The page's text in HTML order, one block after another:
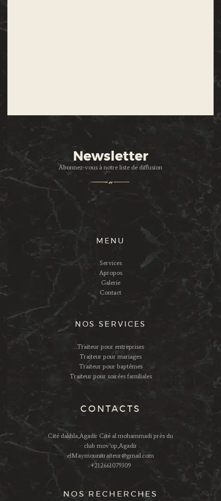
Newsletter
Abonnez-vous à notre liste de diffusion
MENU
Services
Apropos
Galerie
Contact
NOS SERVICES
Traiteur pour entreprises
Traiteur pour mariages
Traiteur pour baptêmes
Traiteur pour soirées familiales
CONTACTS
Cité dakhla,Agadir Cité al mohammadi près du
club mov’up,Agadir
elMaymounitraiteur@gmail.com
+212661079309
NOS RECHERCHES